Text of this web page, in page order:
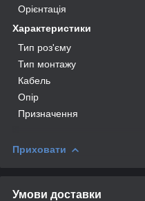
Орієнтація
Характеристики
Тип роз'єму
Тип монтажу
Кабель
Опір
Призначення
Приховати
Умови доставки